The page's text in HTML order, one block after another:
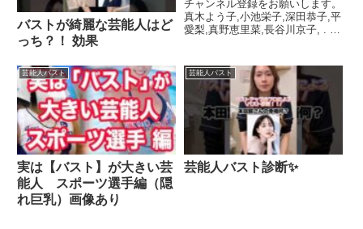
バストが綺麗な芸能人はど
っち？！ 効果
チャンネル登録をお願いします。
真木よう子,小池栄子,深田恭子,平
愛梨,真野恵里菜,長谷川京子, . チ
芸能人バスト
実は【バスト】が大きい芸
能人 スポーツ選手編（隠
れ巨乳）画像あり
芸能人バスト
芸能人バスト診断✨